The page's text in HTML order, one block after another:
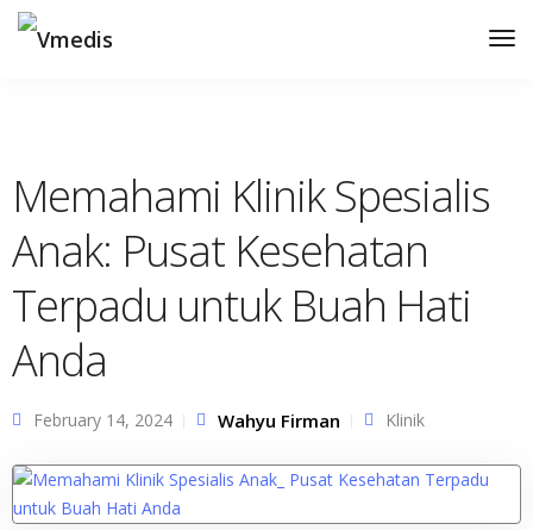
Memahami Klinik Spesialis
Anak: Pusat Kesehatan
Terpadu untuk Buah Hati
Anda
February 14, 2024 Wahyu Firman Klinik